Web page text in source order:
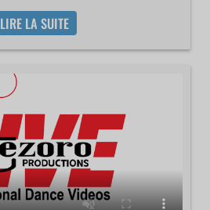
LIRE LA SUITE